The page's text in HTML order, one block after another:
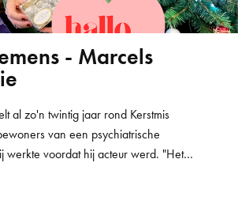
- Marcels
al zo'n twintig jaar rond Kerstmis
van een psychiatrische
werkte voordat hij acteur werd. "Het…